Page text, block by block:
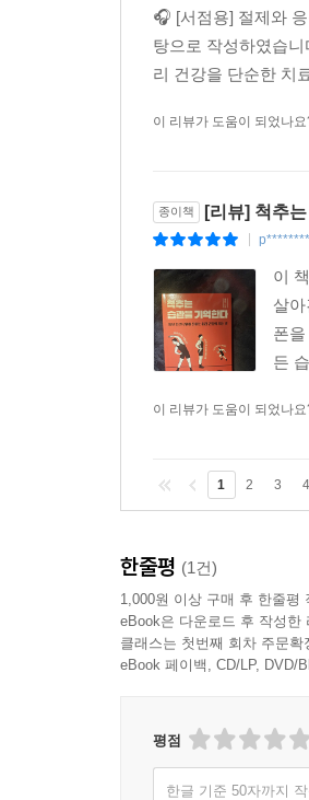
🎧 [서점용] 절제와
탕으로 작성하였습
리 건강을 단순한 치
이 리뷰가 도움이 되었나
종이책 [리뷰] 척추
이
살
폰
든
이 리뷰가 도움이 되었나
1 2 3 4
한줄평 (1건)
1,000원 이상 구매 후 한줄평
eBook은 다운로드 후 작성한
클래스는 첫번째 회차 주문
eBook 페이백, CD/LP, DVD/
평점
한글 기준 50자까지